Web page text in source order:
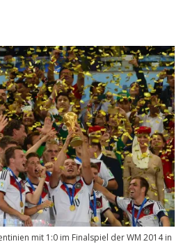
mit 1:0 im Finalspiel der WM 2014 in